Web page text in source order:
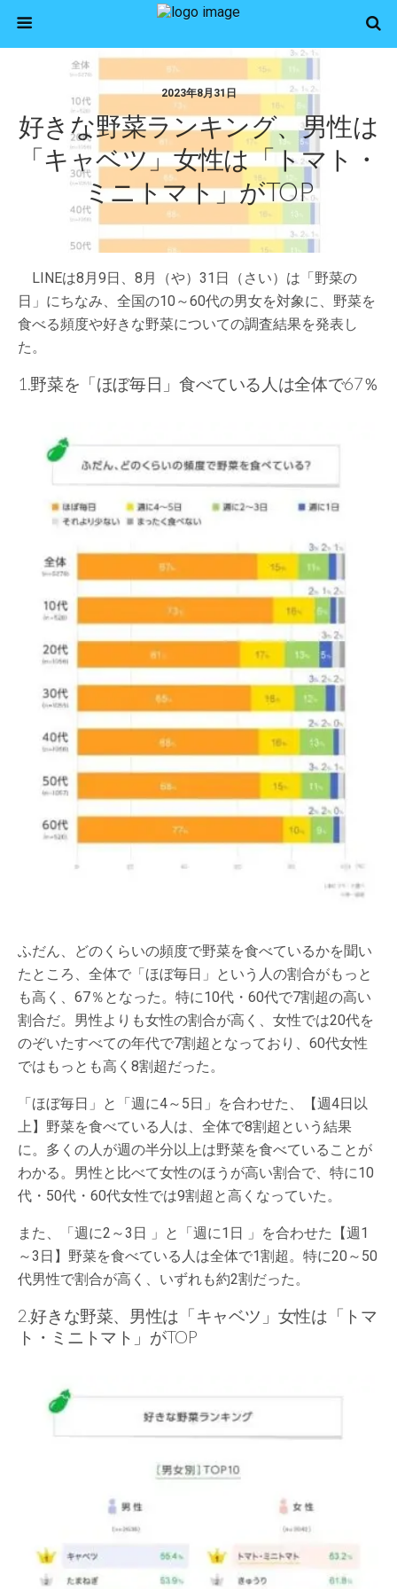
2023年8月31日
好きな野菜ランキング、男性は
「キャベツ」女性は「トマト・
ミニトマト」がTOP
LINEは8月9日、8月（や）31日（さい）は「野菜の
日」にちなみ、全国の10～60代の男女を対象に、野菜を
食べる頻度や好きな野菜についての調査結果を発表し
た。
1.野菜を「ほぼ毎日」食べている人は全体で67％
ふだん、どのくらいの頻度で野菜を食べているかを聞い
たところ、全体で「ほぼ毎日」という人の割合がもっと
も高く、67％となった。特に10代・60代で7割超の高い
割合だ。男性よりも女性の割合が高く、女性では20代を
のぞいたすべての年代で7割超となっており、60代女性
ではもっとも高く8割超だった。
「ほぼ毎日」と「週に4～5日」を合わせた、【週4日以
上】野菜を食べている人は、全体で8割超という結果
に。多くの人が週の半分以上は野菜を食べていることが
わかる。男性と比べて女性のほうが高い割合で、特に10
代・50代・60代女性では9割超と高くなっていた。
また、「週に2～3日 」と「週に1日 」を合わせた【週1
～3日】野菜を食べている人は全体で1割超。特に20～50
代男性で割合が高く、いずれも約2割だった。
2.好きな野菜、男性は「キャベツ」女性は「トマ
ト・ミニトマト」がTOP